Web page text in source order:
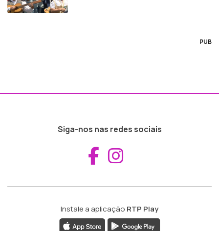
PUB
Siga-nos nas redes sociais
Aceder ao
Instale a aplicação RTP Play